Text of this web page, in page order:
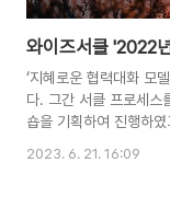
와이즈서클 '2022
‘지혜로운 협력대화 모
다. 그간 서클 프로세스
숍을 기획하여 진행하
2023. 6. 21. 16:09